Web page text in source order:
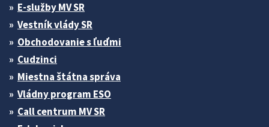
E-služby MV SR
Vestník vlády SR
Obchodovanie s ľuďmi
Cudzinci
Miestna štátna správa
Vládny program ESO
Call centrum MV SR